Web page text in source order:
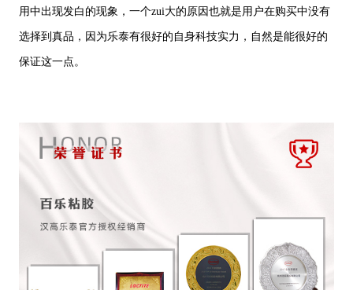
用中出现发白的现象，一个zui大的原因也就是用户在购买中没有
选择到真品，因为乐泰有很好的自身科技实力，自然是能很好的
保证这一点。